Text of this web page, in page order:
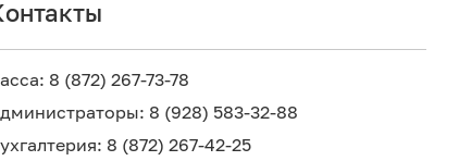
8 (872) 267-73-78
8 (928) 583-32-88
8 (872) 267-42-25